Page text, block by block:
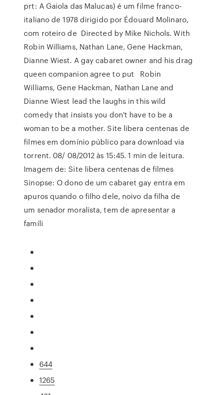
prt: A Gaiola das Malucas) é um filme franco-
italiano de 1978 dirigido por Édouard Molinaro,
com roteiro de Directed by Mike Nichols. With
Robin Williams, Nathan Lane, Gene Hackman,
Dianne Wiest. A gay cabaret owner and his drag
queen companion agree to put Robin
Williams, Gene Hackman, Nathan Lane and
Dianne Wiest lead the laughs in this wild
comedy that insists you don't have to be a
woman to be a mother. Site libera centenas de
filmes em domínio público para download via
torrent. 08/ 08/2012 às 15:45. 1 min de leitura.
Imagem de: Site libera centenas de filmes
Sinopse: O dono de um cabaret gay entra em
apuros quando o filho dele, noivo da filha de
um senador moralista, tem de apresentar a
famíli
644
1265